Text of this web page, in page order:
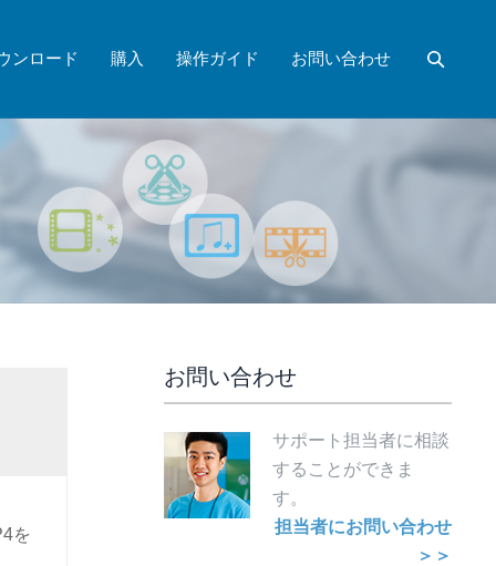
ンロード 購入 操作ガイド お問い合わせ
を
お問い合わせ
サポート担当者に相談
することができま
す。
担当者にお問い合わせ
＞＞